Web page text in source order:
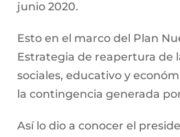
junio 2020.
Esto en el marco del Plan
Estrategia de reapertura de
sociales, educativo y
la contingencia generada por
Así lo dio a conocer el